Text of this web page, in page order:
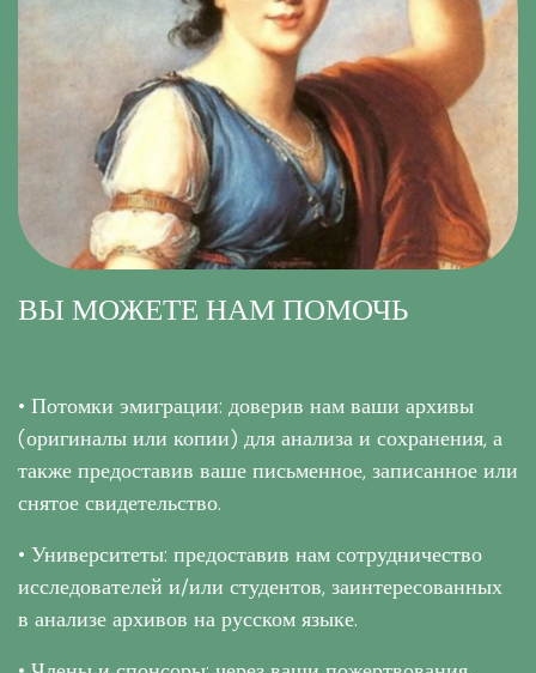
ВЫ МОЖЕТЕ НАМ ПОМОЧЬ
• Потомки эмиграции: доверив нам ваши архивы
(оригиналы или копии) для анализа и сохранения, а
также предоставив ваше письменное, записанное или
снятое свидетельство.
• Университеты: предоставив нам сотрудничество
исследователей и/или студентов, заинтересованных
в анализе архивов на русском языке.